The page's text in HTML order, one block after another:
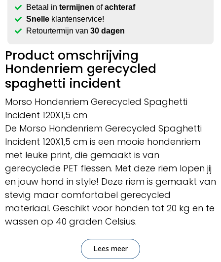
Betaal in termijnen ofachteraf
Snelleklantenservice!
Retourtermijn van 30 dagen
Product omschrijving
Hondenriem gerecycled
spaghetti incident
Morso Hondenriem Gerecycled Spaghetti
Incident 120X1,5 cm
De Morso Hondenriem Gerecycled Spaghetti
Incident 120X1,5 cm is een mooie hondenriem
met leuke print, die gemaakt is van
gerecyclede PET flessen. Met deze riem lopen jij
en jouw hond in style! Deze riem is gemaakt van
stevig maar comfortabel gerecycled
materiaal. Geschikt voor honden tot 20 kg en te
wassen op 40 graden Celsius.
– Riem voor de hond
– Van gerecyclede PET flessen
Lees meer